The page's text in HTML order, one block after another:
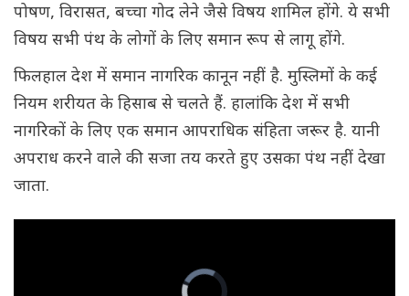
पोषण, विरासत, बच्चा गोद लेने जैसे विषय शामिल होंगे. ये सभी
विषय सभी पंथ के लोगों के लिए समान रूप से लागू होंगे.
फिलहाल देश में समान नागरिक कानून नहीं है. मुस्लिमों के कई
नियम शरीयत के हिसाब से चलते हैं. हालांकि देश में सभी
नागरिकों के लिए एक समान आपराधिक संहिता जरूर है. यानी
अपराध करने वाले की सजा तय करते हुए उसका पंथ नहीं देखा
जाता.